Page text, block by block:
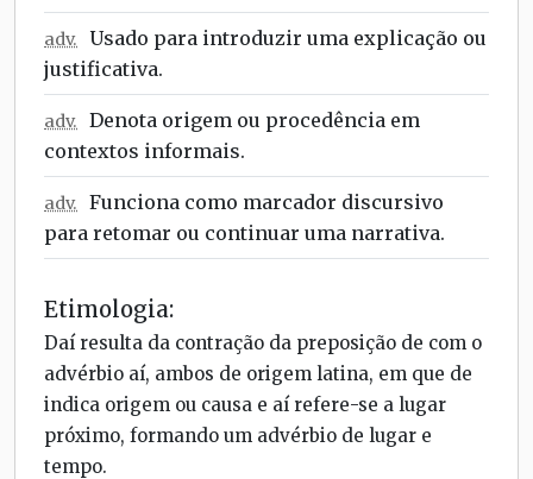
adv.
Usado para introduzir uma explicação ou
justificativa.
adv.
Denota origem ou procedência em
contextos informais.
adv.
Funciona como marcador discursivo
para retomar ou continuar uma narrativa.
Etimologia:
Daí resulta da contração da preposição de com o
advérbio aí, ambos de origem latina, em que de
indica origem ou causa e aí refere-se a lugar
próximo, formando um advérbio de lugar e
tempo.